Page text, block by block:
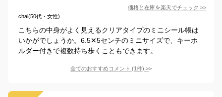
価格と在庫を楽天でチェック >>
chai(50代・女性)
こちらの中身がよく見えるクリアタイプのミニシール帳は
いかがでしょうか。6.5✕5センチのミニサイズで、キーホ
ルダー付きで複数持ち歩くこともできます。
全てのおすすめコメント (1件) >